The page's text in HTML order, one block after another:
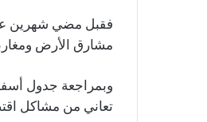
فقبل مضي شهرين
مشارق الأرض
وبمراجعة جدول
تعاني من مشاكل